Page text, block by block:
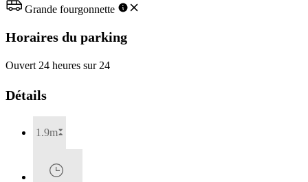
Grande fourgonnette
Horaires du parking
Ouvert 24 heures sur 24
Détails
1.9m